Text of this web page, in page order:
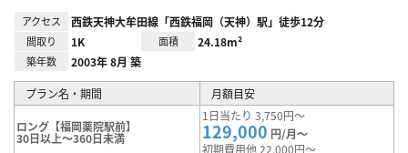
アクセス 西鉄天神大牟田線「西鉄福岡（天神）駅」徒歩12分
間取り 1K 面積 24.18m²
築年数 2003年 8月 築
プラン名・期間 月額目安
ロング【福岡薬院駅前】
30日以上～360日未満
1日当たり 3,750円～
129,000 円/月～
初期費用他 22,000円～